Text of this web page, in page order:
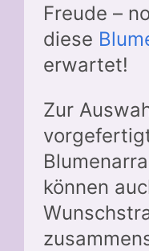
Freude –
diese
erwartet!
Zur
können